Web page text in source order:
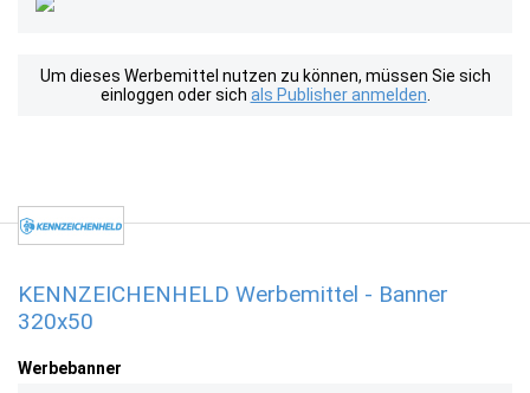
Um dieses Werbemittel nutzen zu können, müssen Sie sich
einloggen oder sich als Publisher anmelden
KENNZEICHENHELD Werbemittel - Banner
320x50
Werbebanner